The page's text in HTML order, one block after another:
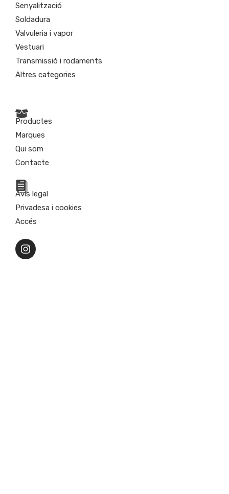
Senyalització
Soldadura
Valvuleria i vapor
Vestuari
Transmissió i rodaments
Altres categories
Productes
Marques
Qui som
Contacte
Avís legal
Privadesa i cookies
Accés